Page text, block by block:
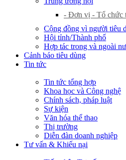
- Đơn vị - Tổ chức
Cộng đồng vì người tiêu
Hội tỉnh/Thành phố
Hợp tác trong và ngoài
Cảnh báo tiêu dùng
Tin tức
Tin tức tổng hợp
Khoa học và Công nghệ
Chính sách, pháp luật
Sự kiện
Văn hóa thể thao
Thị trường
Diễn đàn doanh nghiệp
Tư vấn & Khiếu nại